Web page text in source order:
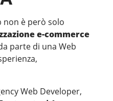
non è però solo
e-commerce
parte di una Web
Web Developer,